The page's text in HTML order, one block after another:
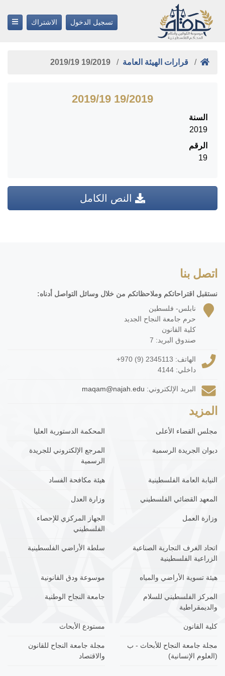
تسجيل الدخول الاشتراك
قرارات الهيئة العامة 19/2019 ‎19‏/‎2019‏
19/2019 ‎19‏/‎2019‏
السنة
2019
الرقم
19
النص الكامل
اتصل بنا
نستقبل اقتراحاتكم وملاحظاتكم من خلال وسائل التواصل أدناه:
نابلس- فلسطين
حرم جامعة النجاح الجديد
كلية القانون
صندوق البريد: 7
الهاتف: +970 (9) 2345113
داخلي: 4144
البريد الإلكتروني: maqam@najah.edu
المزيد
مجلس القضاء الأعلى المحكمة الدستورية العليا
ديوان الجريدة الرسمية
المرجع الإلكتروني للجريدة
الرسمية
النيابة العامة الفلسطينية هيئة مكافحة الفساد
المعهد القضائي الفلسطيني وزارة العدل
وزارة العمل
الجهاز المركزي للإحصاء
الفلسطيني
اتحاد الغرف التجارية الصناعية
الزراعية الفلسطينية
سلطة الأراضي الفلسطينية
هيئة تسوية الأراضي والمياه موسوعة ودق القانونية
المركز الفلسطيني للسلام
والديمقراطية
جامعة النجاح الوطنية
كلية القانون مستودع الأبحاث
مجلة جامعة النجاح للأبحاث - ب
(العلوم الإنسانية)
مجلة جامعة النجاح للقانون
والاقتصاد